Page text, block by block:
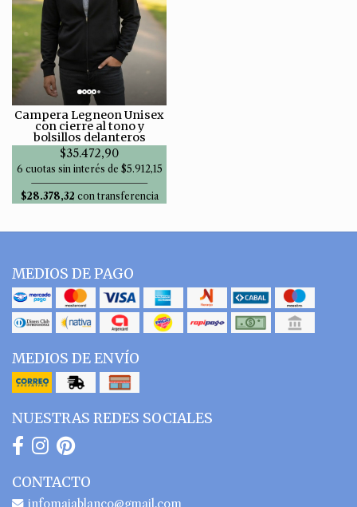
Campera Legneon Unisex
con cierre al tono y
bolsillos delanteros
$35.472,90
6 cuotas sin interés de $5.912,15
$28.378,32 con transferencia
MEDIOS DE PAGO
MEDIOS DE ENVÍO
NUESTRAS REDES SOCIALES
CONTACTO
infomaiablanco@gmail.com